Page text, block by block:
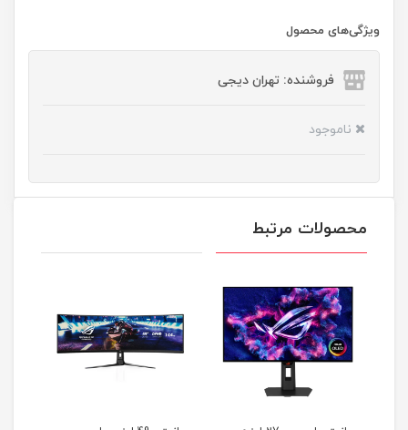
ویژگی‌های محصول
فروشنده: تهران دیجی
ناموجود
محصولات مرتبط